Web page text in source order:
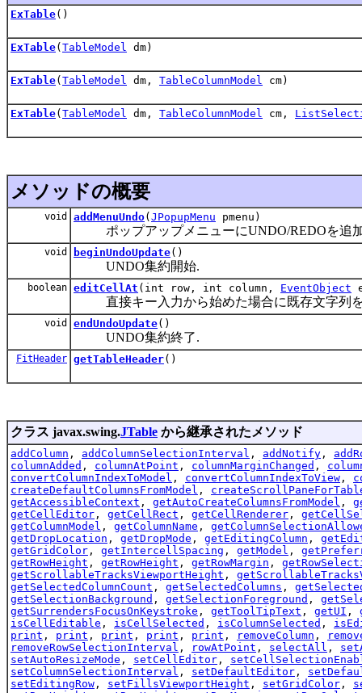
ExTable()
ExTable( TableModel dm)
ExTable( TableModel dm, TableColumnModel cm)
ExTable( TableModel dm, TableColumnModel cm,
メソッドの概要
void addMenuUndo( JPopupMenu pmenu)
ポップアップメニューにUNDO/REDOを追
void beginUndoUpdate()
UNDO集約開始.
boolean editCellAt (int row, int column, EventObject
直接キー入力から始めた場合に既存文字列
void endUndoUpdate()
UNDO集約終了.
FitHeader getTableHeader()
クラス javax.swing.JTable から継承されたメソッド
addColumn , addColumnSelectionInterval , addNotify ,
columnAdded , columnAtPoint , columnMarginChanged ,
convertColumnIndexToModel , convertColumnIndexToView ,
createDefaultColumnsFromModel ,
getAccessibleContext , getAutoCreateColumnsFromModel ,
getCellEditor , getCellRect , getCellRenderer ,
getColumnModel , getColumnName ,
getDropLocation , getDropMode , getEditingColumn ,
getGridColor , getIntercellSpacing , getModel ,
getRowHeight , getRowHeight , getRowMargin ,
getScrollableTracksViewportHeight ,
getSelectedColumnCount , getSelectedColumns ,
getSelectionBackground , getSelectionForeground ,
getSurrendersFocusOnKeystroke , getToolTipText , getUI ,
isCellEditable , isCellSelected , isColumnSelected ,
print , print , print , print , print , removeColumn ,
removeRowSelectionInterval , rowAtPoint , selectAll ,
setAutoResizeMode , setCellEditor ,
setColumnSelectionInterval , setDefaultEditor ,
setEditingRow , setFillsViewportHeight , setGridColor ,